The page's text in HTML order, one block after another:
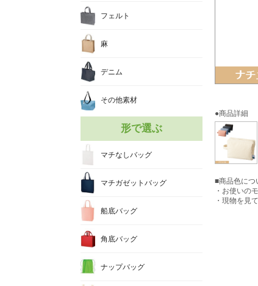
●商品詳細
■商品色につ
・お使いの
・現物を見
フェルト
麻
デニム
その他素材
形で選ぶ
マチなしバッグ
マチガゼットバッグ
船底バッグ
角底バッグ
ナップバッグ